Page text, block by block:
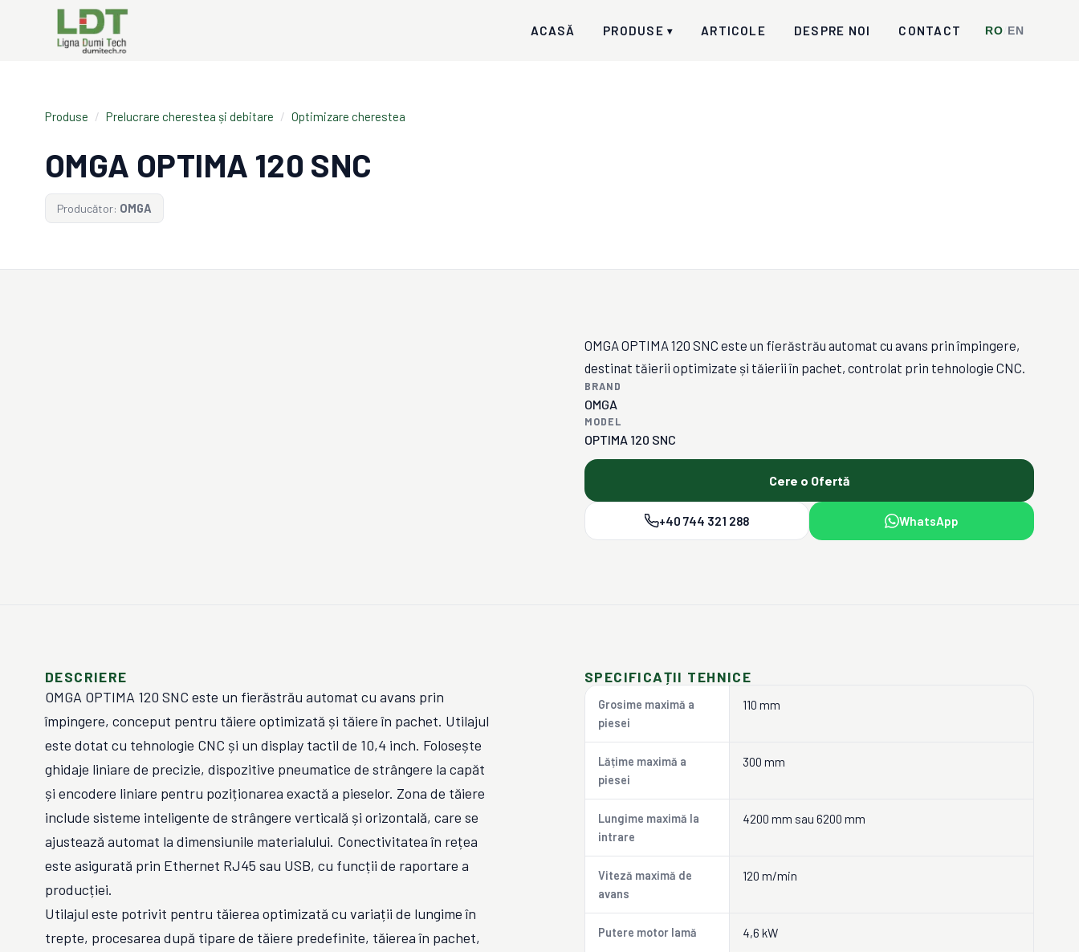
ACASĂ PRODUSE ▾ ARTICOLE DESPRE NOI CONTACT RO EN
Produse / Prelucrare cherestea și debitare / Optimizare cherestea
OMGA OPTIMA 120 SNC
Producător: OMGA
OMGA OPTIMA 120 SNC este un fierăstrău automat cu avans prin împingere,
destinat tăierii optimizate și tăierii în pachet, controlat prin tehnologie CNC.
BRAND
OMGA
MODEL
OPTIMA 120 SNC
Cere o Ofertă
+40 744 321 288 WhatsApp
DESCRIERE
OMGA OPTIMA 120 SNC este un fierăstrău automat cu avans prin
împingere, conceput pentru tăiere optimizată și tăiere în pachet. Utilajul
este dotat cu tehnologie CNC și un display tactil de 10,4 inch. Folosește
ghidaje liniare de precizie, dispozitive pneumatice de strângere la capăt
și encodere liniare pentru poziționarea exactă a pieselor. Zona de tăiere
include sisteme inteligente de strângere verticală și orizontală, care se
ajustează automat la dimensiunile materialului. Conectivitatea în rețea
este asigurată prin Ethernet RJ45 sau USB, cu funcții de raportare a
producției.
Utilajul este potrivit pentru tăierea optimizată cu variații de lungime în
trepte, procesarea după tipare de tăiere predefinite, tăierea în pachet,
SPECIFICAȚII TEHNICE
Grosime maximă a
piesei
110 mm
Lățime maximă a
piesei
300 mm
Lungime maximă la
intrare
4200 mm sau 6200 mm
Viteză maximă de
avans
120 m/min
Putere motor lamă 4,6 kW